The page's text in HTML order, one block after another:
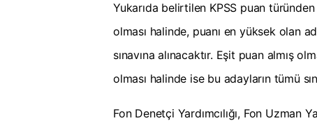
Yukarıda belirtilen KPSS puan
olması halinde, puanı en yüksek olan
sınavına alınacaktır. Eşit puan almış
olması halinde ise bu adayların tümü
Fon Denetçi Yardımcılığı, Fon Uzman